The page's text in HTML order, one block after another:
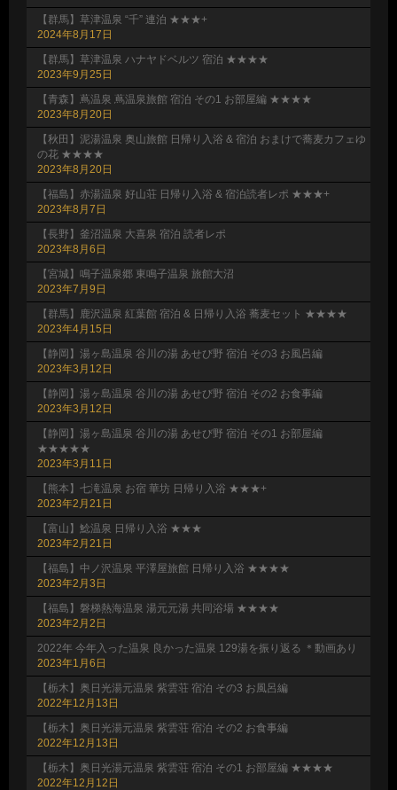
【群馬】草津温泉 “千” 連泊 ★★★+
2024年8月17日
【群馬】草津温泉 ハナヤドベルツ 宿泊 ★★★★
2023年9月25日
【青森】蔦温泉 蔦温泉旅館 宿泊 その1 お部屋編 ★★★★
2023年8月20日
【秋田】泥湯温泉 奥山旅館 日帰り入浴 & 宿泊 おまけで蕎麦カフェゆ
の花 ★★★★
2023年8月20日
【福島】赤湯温泉 好山荘 日帰り入浴 & 宿泊読者レポ ★★★+
2023年8月7日
【長野】釜沼温泉 大喜泉 宿泊 読者レポ
2023年8月6日
【宮城】鳴子温泉郷 東鳴子温泉 旅館大沼
2023年7月9日
【群馬】鹿沢温泉 紅葉館 宿泊 & 日帰り入浴 蕎麦セット ★★★★
2023年4月15日
【静岡】湯ヶ島温泉 谷川の湯 あせび野 宿泊 その3 お風呂編
2023年3月12日
【静岡】湯ヶ島温泉 谷川の湯 あせび野 宿泊 その2 お食事編
2023年3月12日
【静岡】湯ヶ島温泉 谷川の湯 あせび野 宿泊 その1 お部屋編
★★★★★
2023年3月11日
【熊本】七滝温泉 お宿 華坊 日帰り入浴 ★★★+
2023年2月21日
【富山】鯰温泉 日帰り入浴 ★★★
2023年2月21日
【福島】中ノ沢温泉 平澤屋旅館 日帰り入浴 ★★★★
2023年2月3日
【福島】磐梯熱海温泉 湯元元湯 共同浴場 ★★★★
2023年2月2日
2022年 今年入った温泉 良かった温泉 129湯を振り返る ＊動画あり
2023年1月6日
【栃木】奥日光湯元温泉 紫雲荘 宿泊 その3 お風呂編
2022年12月13日
【栃木】奥日光湯元温泉 紫雲荘 宿泊 その2 お食事編
2022年12月13日
【栃木】奥日光湯元温泉 紫雲荘 宿泊 その1 お部屋編 ★★★★
2022年12月12日